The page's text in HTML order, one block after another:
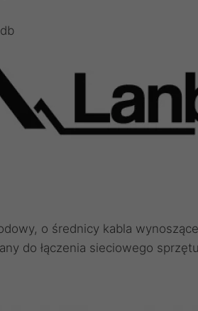
o średnicy kabla
do łączenia sieciowego